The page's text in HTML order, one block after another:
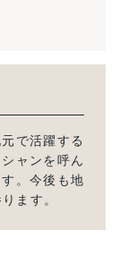
で活躍する
ャンを呼ん
。今後も地
ます。